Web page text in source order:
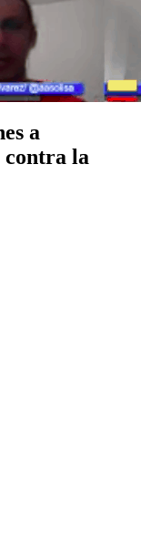
a
contra la